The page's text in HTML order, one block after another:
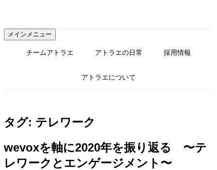
テ
ン
メインメニュー
チームアトラエ アトラエの日常 採用情報
アトラエについて
タグ: テレワーク
wevoxを軸に2020年を振り返る 〜テ
レワークとエンゲージメント〜